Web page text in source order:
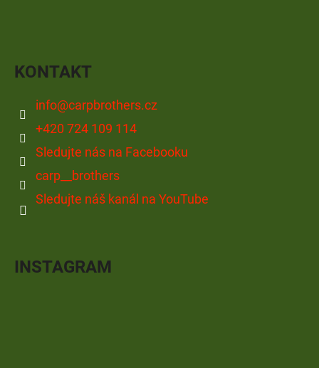
KONTAKT
info@carpbrothers.cz
+420 724 109 114
Sledujte nás na Facebooku
carp__brothers
Sledujte náš kanál na YouTube
INSTAGRAM